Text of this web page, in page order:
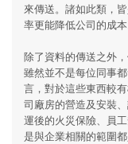
來傳送。諸如此類，
率更能降低公司的成本
除了資料的傳送之外
雖然並不是每位同事
言，對於這些東西較
司廠房的營造及安裝
運後的火災保險、員
是與企業相關的範圍